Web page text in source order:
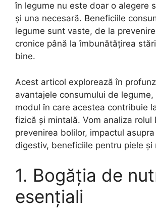
în legume nu este doar o alegere
și una necesară. Beneficiile
legume sunt vaste, de la
cronice până la îmbunătățirea
bine.
Acest articol explorează în
avantajele consumului de legume,
modul în care acestea contribuie
fizică și mintală. Vom analiza rolul
prevenirea bolilor, impactul
digestiv, beneficiile pentru piele și
1. Bogăția de
esențiali